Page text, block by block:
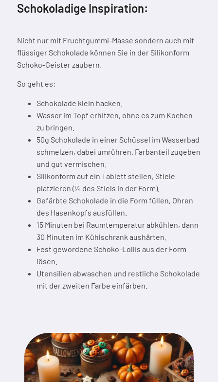
Schokoladige Inspiration:
Nicht nur mit Fruchtgummi-Masse sondern auch mit
flüssiger Schokolade können Sie in der Silikonform
Schoko-Geister zaubern.
So geht es:
Schokolade klein hacken.
Wasser im Topf erhitzen, ohne es zum Kochen
zu bringen.
50g Schokolade in einer Schüssel im Wasserbad
schmelzen, dabei umrühren. Farbanteil zugeben
und gut vermischen.
Silikonform auf ein Tablett stellen, Stiele
platzieren (¼ des Stiels in der Form).
Gefärbte Schokolade in die Form füllen, Ohren
des Hasenkopfs ausfüllen.
15 Minuten bei Raumtemperatur abkühlen, dann
30 Minuten im Kühlschrank aushärten.
Fest gewordene Schoko-Lollis aus der Form
lösen.
Utensilien abwaschen und restliche Schokolade
mit der zweiten Farbe einfärben.